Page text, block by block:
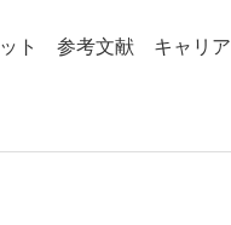
ト 参考文献 キャリア